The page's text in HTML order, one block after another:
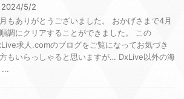
2024/5/2
もありがとうございました。 おかげさまで4月
調にクリアすることができました。 この
求人.comのブログをご覧になってお気づき
もいらっしゃると思いますが… DxLive以外の海
...